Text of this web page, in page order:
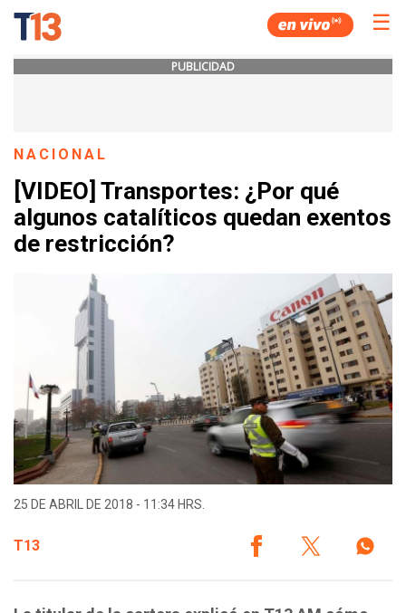
☰
PUBLICIDAD
NACIONAL
[VIDEO] Transportes: ¿Por qué
algunos catalíticos quedan exentos
de restricción?
25 DE ABRIL DE 2018 - 11:34 HRS.
T13